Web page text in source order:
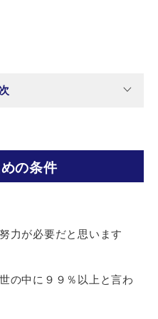
の条件
力が必要だと思います
の中に９９％以上と言わ